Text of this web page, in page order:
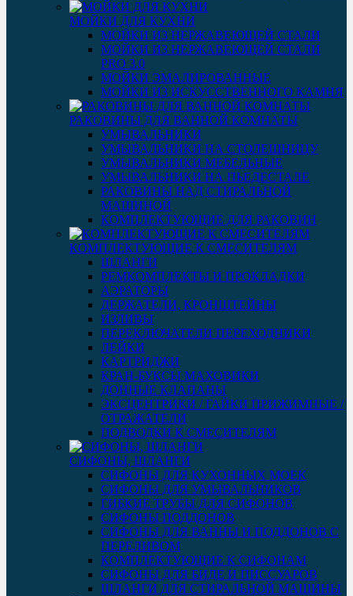
МОЙКИ ДЛЯ КУХНИ
МОЙКИ ИЗ НЕРЖАВЕЮЩЕЙ СТАЛИ
МОЙКИ ИЗ НЕРЖАВЕЮЩЕЙ СТАЛИ
PRO 3.0
МОЙКИ ЭМАЛИРОВАННЫЕ
МОЙКИ ИЗ ИСКУССТВЕННОГО КАМНЯ
РАКОВИНЫ ДЛЯ ВАННОЙ КОМНАТЫ
УМЫВАЛЬНИКИ
УМЫВАЛЬНИКИ НА СТОЛЕШНИЦУ
УМЫВАЛЬНИКИ МЕБЕЛЬНЫЕ
УМЫВАЛЬНИКИ НА ПЬЕДЕСТАЛЕ
РАКОВИНЫ НАД СТИРАЛЬНОЙ
МАШИНОЙ
КОМПЛЕКТУЮЩИЕ ДЛЯ РАКОВИН
КОМПЛЕКТУЮЩИЕ К СМЕСИТЕЛЯМ
ШЛАНГИ
РЕМКОМПЛЕКТЫ И ПРОКЛАДКИ
АЭРАТОРЫ
ДЕРЖАТЕЛИ, КРОНШТЕЙНЫ
ИЗЛИВЫ
ПЕРЕКЛЮЧАТЕЛИ ПЕРЕХОДНИКИ
ЛЕЙКИ
КАРТРИДЖИ
КРАН-БУКСЫ МАХОВИКИ
ДОННЫЕ КЛАПАНЫ
ЭКСЦЕНТРИКИ / ГАЙКИ ПРИЖИМНЫЕ /
ОТРАЖАТЕЛИ
ПОДВОДКИ К СМЕСИТЕЛЯМ
СИФОНЫ, ШЛАНГИ
СИФОНЫ ДЛЯ КУХОННЫХ МОЕК
СИФОНЫ ДЛЯ УМЫВАЛЬНИКОВ
ГИБКИЕ ТРУБЫ ДЛЯ СИФОНОВ
СИФОНЫ ПОДДОНОВ
СИФОНЫ ДЛЯ ВАННЫ И ПОДДОНОВ С
ПЕРЕЛИВОМ
КОМПЛЕКТУЮЩИЕ К СИФОНАМ
СИФОНЫ ДЛЯ БИДЕ И ПИССУАРОВ
ШЛАНГИ ДЛЯ СТИРАЛЬНОЙ МАШИНЫ